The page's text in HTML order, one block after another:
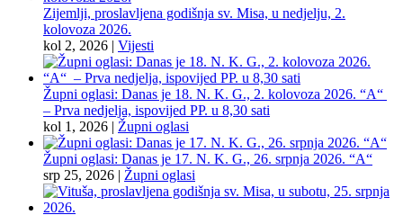
Zijemlji, proslavljena godišnja sv. Misa, u nedjelju, 2.
kolovoza 2026.
kol 2, 2026 | Vijesti
Župni oglasi: Danas je 18. N. K. G., 2. kolovoza 2026. “A“
– Prva nedjelja, ispovijed PP. u 8,30 sati
kol 1, 2026 | Župni oglasi
Župni oglasi: Danas je 17. N. K. G., 26. srpnja 2026. “A“
srp 25, 2026 | Župni oglasi